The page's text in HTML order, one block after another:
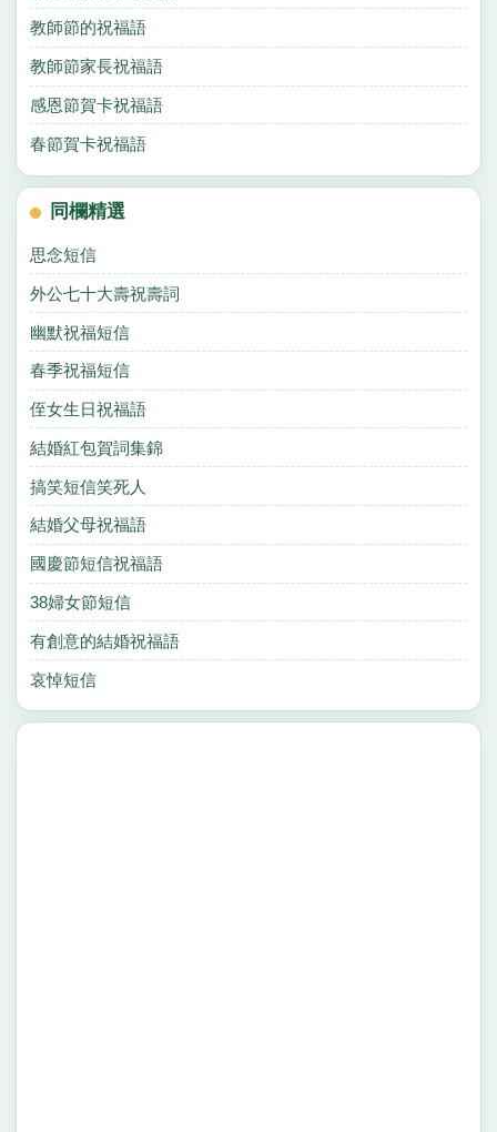
教師節的祝福語
教師節家長祝福語
感恩節賀卡祝福語
春節賀卡祝福語
同欄精選
思念短信
外公七十大壽祝壽詞
幽默祝福短信
春季祝福短信
侄女生日祝福語
結婚紅包賀詞集錦
搞笑短信笑死人
結婚父母祝福語
國慶節短信祝福語
38婦女節短信
有創意的結婚祝福語
哀悼短信